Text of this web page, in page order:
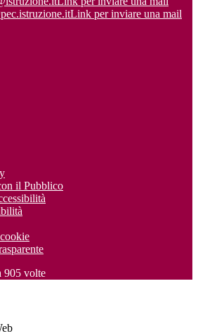
Link per inviare una mail
il Pubblico
905 volte